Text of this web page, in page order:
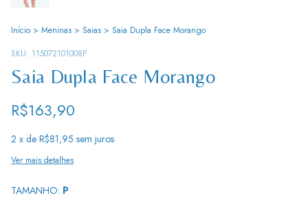
Início > Meninas > Saias > Saia Dupla Face Morango
SKU: 115072101008P
Saia Dupla Face Morango
R$163,90
2 x de R$81,95 sem juros
Ver mais detalhes
TAMANHO: P